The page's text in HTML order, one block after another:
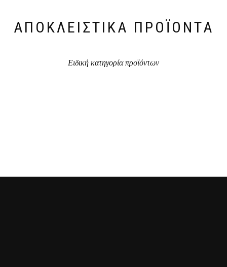
ΑΠΟΚΛΕΙΣΤΙΚΆ ΠΡΟΪΌΝΤΑ
Ειδική κατηγορία προϊόντων